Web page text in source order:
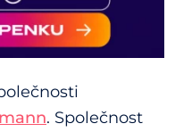
. Společnost